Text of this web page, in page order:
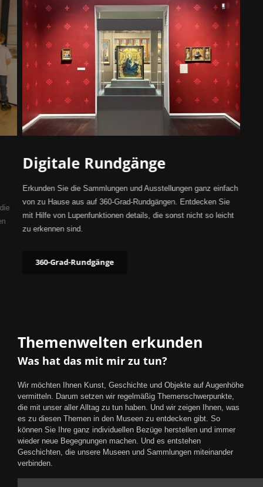
Digitale Rundgänge
Erkunden Sie die Sammlungen und Ausstellungen ganz einfach
von zu Hause aus auf 360-Grad-Rundgängen. Entdecken Sie
mit Hilfe von Lupenfunktionen details, die sonst nicht so leicht
zu erkennen sind.
360-Grad-Rundgänge
Themenwelten erkunden
Was hat das mit mir zu tun?
Wir möchten Ihnen Kunst, Geschichte und Objekte auf Augenhöhe
vermitteln. Darum setzen wir regelmäßig Themenschwerpunkte,
die mit unser aller Alltag zu tun haben. Und wir zeigen Ihnen, was
es zu diesen Themen in den Museen zu entdecken gibt. So
können Sie Ihre ganz individuellen Bezüge herstellen und immer
wieder neue Begegnungen machen. Und es entstehen
Geschichten, die unsere Museen und Sammlungen miteinander
verbinden.